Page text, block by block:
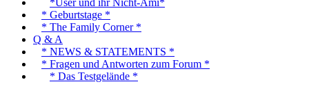
*User und ihr Nicht-Ami*
* Geburtstage *
* The Family Corner *
Q & A
* NEWS & STATEMENTS *
* Fragen und Antworten zum Forum *
* Das Testgelände *